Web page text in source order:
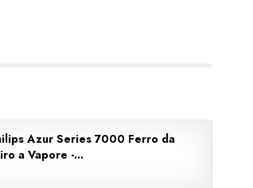
Azur Series 7000 Ferro da
a Vapore -...